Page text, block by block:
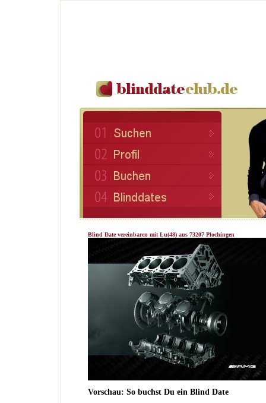
Blind Date vereinbaren mit Lu(48) aus 73207 Plochingen
Vorschau: So buchst Du ein Blind Date